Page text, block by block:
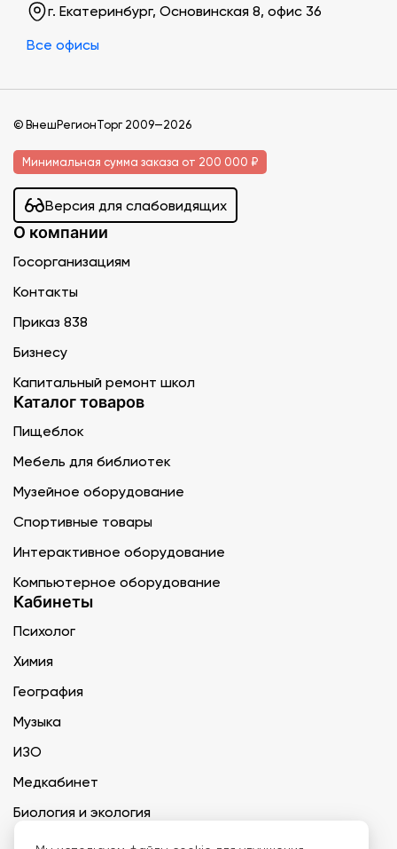
г. Екатеринбург, Основинская 8, офис 36
Все офисы
© ВнешРегионТорг 2009—2026
Минимальная сумма заказа от 200 000 ₽
Версия для слабовидящих
О компании
Госорганизациям
Контакты
Приказ 838
Бизнесу
Капитальный ремонт школ
Каталог товаров
Пищеблок
Мебель для библиотек
Музейное оборудование
Спортивные товары
Интерактивное оборудование
Компьютерное оборудование
Кабинеты
Психолог
Химия
География
Музыка
ИЗО
Медкабинет
Биология и экология
Технология